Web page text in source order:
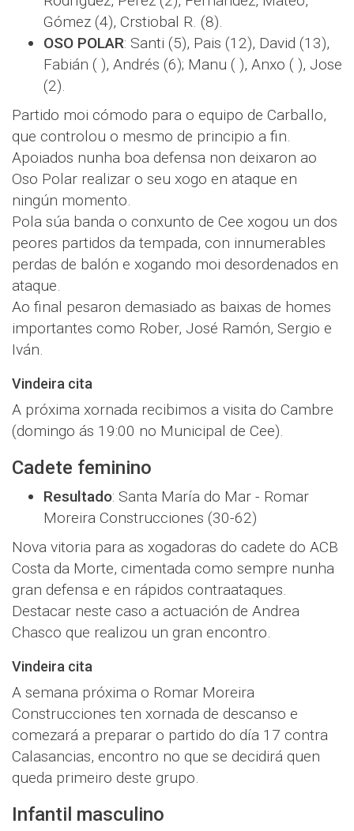
Gómez (4), Crstiobal R. (8).
OSO POLAR: Santi (5), Pais (12), David (13),
Fabián ( ), Andrés (6); Manu ( ), Anxo ( ), Jose
(2).
Partido moi cómodo para o equipo de Carballo,
que controlou o mesmo de principio a fin.
Apoiados nunha boa defensa non deixaron ao
Oso Polar realizar o seu xogo en ataque en
ningún momento.
Pola súa banda o conxunto de Cee xogou un dos
peores partidos da tempada, con innumerables
perdas de balón e xogando moi desordenados en
ataque.
Ao final pesaron demasiado as baixas de homes
importantes como Rober, José Ramón, Sergio e
Iván.
Vindeira cita
A próxima xornada recibimos a visita do Cambre
(domingo ás 19:00 no Municipal de Cee).
Cadete feminino
Resultado: Santa María do Mar - Romar
Moreira Construcciones (30-62)
Nova vitoria para as xogadoras do cadete do ACB
Costa da Morte, cimentada como sempre nunha
gran defensa e en rápidos contraataques.
Destacar neste caso a actuación de Andrea
Chasco que realizou un gran encontro.
Vindeira cita
A semana próxima o Romar Moreira
Construcciones ten xornada de descanso e
comezará a preparar o partido do día 17 contra
Calasancias, encontro no que se decidirá quen
queda primeiro deste grupo.
Infantil masculino